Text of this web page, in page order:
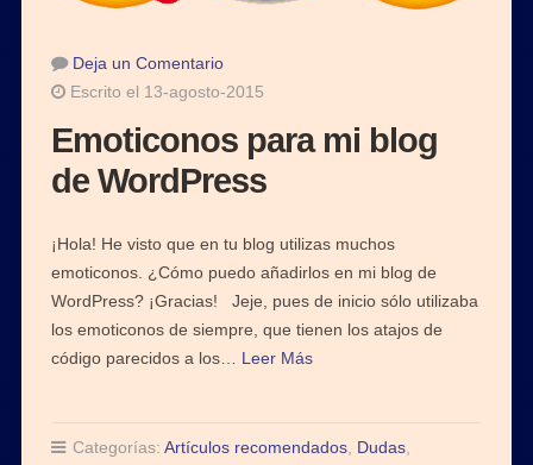
Deja un Comentario
Escrito el 13-agosto-2015
Emoticonos para mi blog
de WordPress
¡Hola! He visto que en tu blog utilizas muchos
emoticonos. ¿Cómo puedo añadirlos en mi blog de
WordPress? ¡Gracias! Jeje, pues de inicio sólo utilizaba
los emoticonos de siempre, que tienen los atajos de
código parecidos a los… Leer Más
Categorías: Artículos recomendados, Dudas,